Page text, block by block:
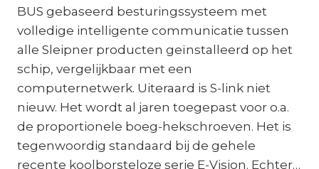
BUS gebaseerd besturingssysteem met
volledige intelligente communicatie tussen
alle Sleipner producten geïnstalleerd op het
schip, vergelijkbaar met een
computernetwerk. Uiteraard is S-link niet
nieuw. Het wordt al jaren toegepast voor o.a.
de proportionele boeg-hekschroeven. Het is
tegenwoordig standaard bij de gehele
recente koolborsteloze serie E-Vision. Echter…